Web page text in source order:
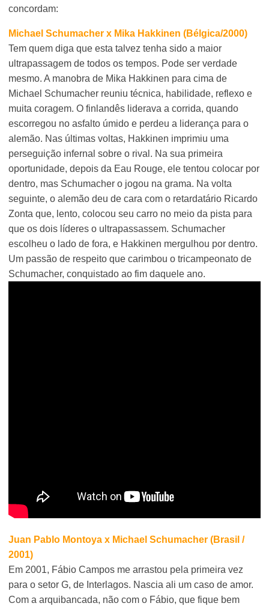
concordam:
Michael Schumacher x Mika Hakkinen (Bélgica/2000)
Tem quem diga que esta talvez tenha sido a maior
ultrapassagem de todos os tempos. Pode ser verdade
mesmo. A manobra de Mika Hakkinen para cima de
Michael Schumacher reuniu técnica, habilidade, reflexo e
muita coragem. O finlandês liderava a corrida, quando
escorregou no asfalto úmido e perdeu a liderança para o
alemão. Nas últimas voltas, Hakkinen imprimiu uma
perseguição infernal sobre o rival. Na sua primeira
oportunidade, depois da Eau Rouge, ele tentou colocar por
dentro, mas Schumacher o jogou na grama. Na volta
seguinte, o alemão deu de cara com o retardatário Ricardo
Zonta que, lento, colocou seu carro no meio da pista para
que os dois líderes o ultrapassassem. Schumacher
escolheu o lado de fora, e Hakkinen mergulhou por dentro.
Um passão de respeito que carimbou o tricampeonato de
Schumacher, conquistado ao fim daquele ano.
Juan Pablo Montoya x Michael Schumacher (Brasil /
2001)
Em 2001, Fábio Campos me arrastou pela primeira vez
para o setor G, de Interlagos. Nascia ali um caso de amor.
Com a arquibancada, não com o Fábio, que fique bem